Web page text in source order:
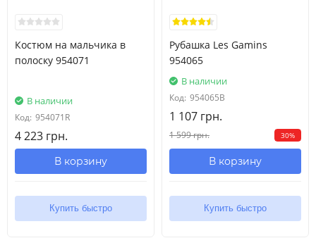
Костюм на мальчика в
полоску 954071
В наличии
Код: 954071R
4 223 грн.
В корзину
Купить быстро
Рубашка Les Gamins
954065
В наличии
Код: 954065B
1 107 грн.
1 599 грн. 30%
В корзину
Купить быстро